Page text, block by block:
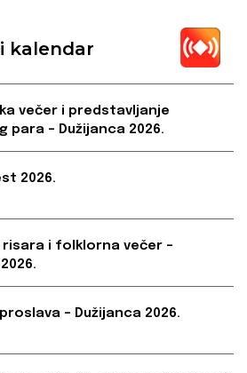
kalendar
večer i predstavljanje
para – Dužijanca 2026.
2026.
risara i folklorna večer –
– Dužijanca 2026.